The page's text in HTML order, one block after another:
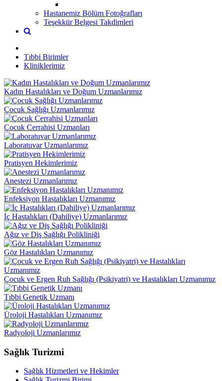
Hastanemiz Bölüm Fotoğrafları
Teşekkür Belgesi Takdimleri
Tıbbi Birimler
Kliniklerimiz
Kadın Hastalıkları ve Doğum Uzmanlarımız
Çocuk Sağlığı Uzmanlarımız
Çocuk Cerrahisi Uzmanları
Laboratuvar Uzmanlarımız
Pratisyen Hekimlerimiz
Anestezi Uzmanlarımız
Enfeksiyon Hastalıkları Uzmanımız
İç Hastalıkları (Dahiliye) Uzmanlarımız
Ağız ve Diş Sağlığı Polikliniği
Göz Hastalıkları Uzmanımız
Çocuk ve Ergen Ruh Sağlığı (Psikiyatri) ve Hastalıkları Uzmanımız
Tıbbi Genetik Uzmanı
Üroloji Hastalıkları Uzmanımız
Radyoloji Uzmanlarımız
Sağlık Turizmi
Sağlık Hizmetleri ve Hekimler